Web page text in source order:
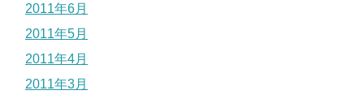
2011年6月
2011年5月
2011年4月
2011年3月